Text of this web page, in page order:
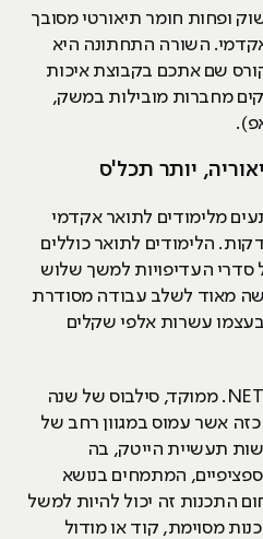
ופחות חומר תיאורטי מסובך
השורה התחתונה היא
שם אתכם בקבוצת איכות
מחברות מובילות במשק,
יותר תכל'ס
מלימודים לתואר אקדמי
הלימודים לתואר כוללים
סדרי העדיפויות למשך שלוש
מאוד לשלב עבודה מסודרת
עשרות אלפי שקלים
בפן המקצועי, לעומת קורס NET. ממוקד, סילבוס של שנה
אשר עמוס במגוון רחב של
תעשיית הייטק, בה
המתמחים בנושא
התכנות זה יכול להיות למשל
מסוימת, קוד או מודול